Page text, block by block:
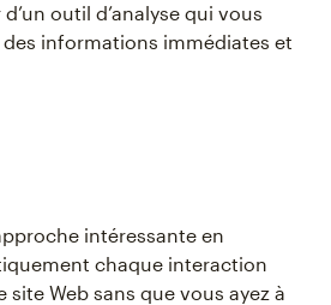
outil d’analyse qui vous
des informations immédiates et
intéressante en
chaque interaction
Web sans que vous ayez à